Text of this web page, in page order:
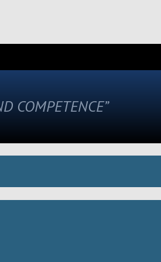
COMPETENCE”